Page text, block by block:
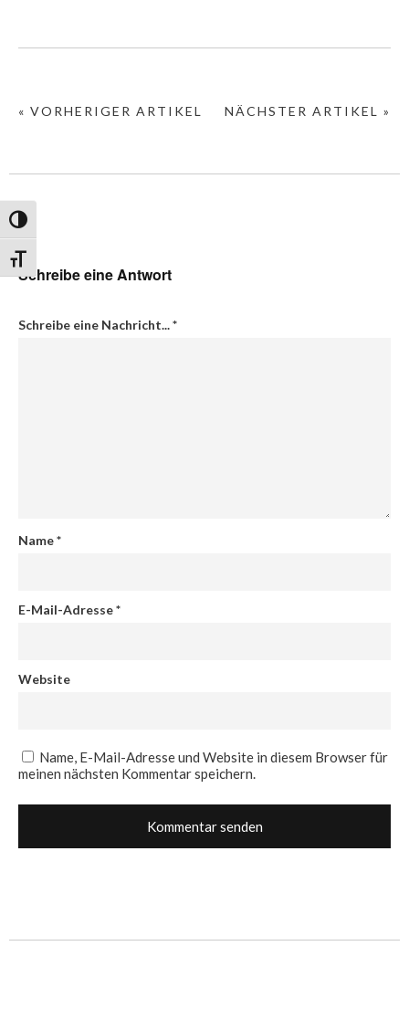
Umschalten auf hohe Kontraste
Schrift vergrößern
NÄCHSTER ARTIKEL »
« VORHERIGER ARTIKEL
Schreibe eine Antwort
Schreibe eine Nachricht...*
Name*
E-Mail-Adresse*
Website
Name, E-Mail-Adresse und Website in diesem Browser für
meinen nächsten Kommentar speichern.